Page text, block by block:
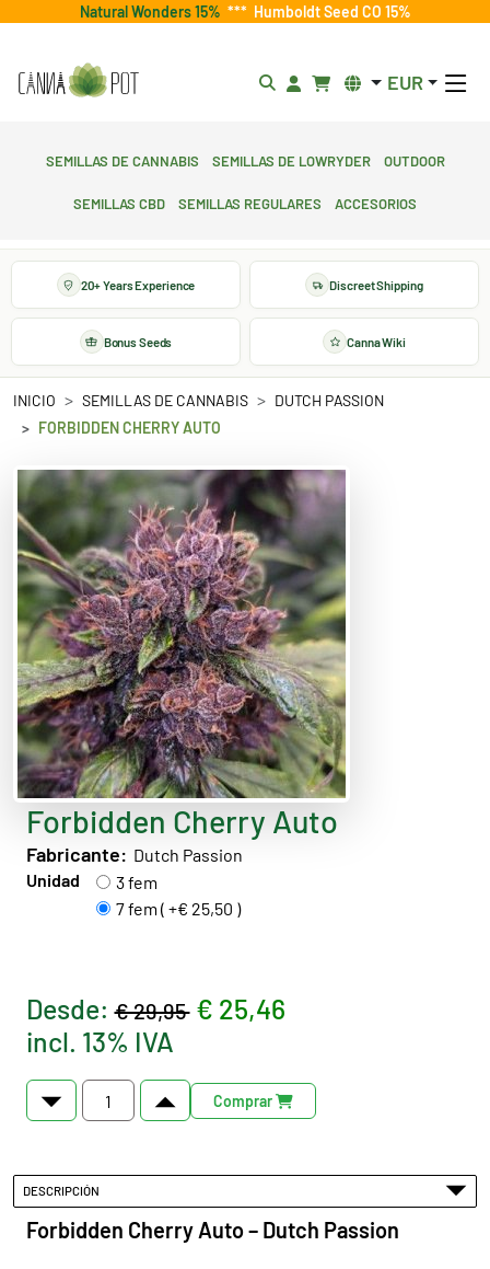
Natural Wonders 15% *** Humboldt Seed CO 15%
EUR
Semillas de cannabis Semillas de lowryder Outdoor
Semillas CBD Semillas regulares Accesorios
20+ Years Experience Discreet Shipping
Bonus Seeds Canna Wiki
INICIO SEMILLAS DE CANNABIS
DUTCH PASSION
FORBIDDEN CHERRY AUTO
Forbidden Cherry Auto
Fabricante: Dutch Passion
Unidad
3 fem
7 fem ( +€ 25,50 )
Desde:€ 29,95 € 25,46
incl. 13% IVA
Comprar
DESCRIPCIÓN
Forbidden Cherry Auto – Dutch Passion